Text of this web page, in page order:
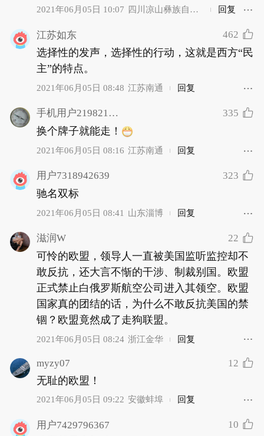
2021年06月05日 10:07
四川凉山彝族自治
回复
江苏如东 462
选择性的发声，选择性的行动，这就是西方“民
主”的特点。
2021年06月05日 08:48 江苏南通 回复
手机用户2198210927 335
换个牌子就能走！
2021年06月05日 08:16 江苏南通 回复
用户7318942639 323
驰名双标
2021年06月05日 08:41 山东淄博 回复
滋润W 22
可怜的欧盟，领导人一直被美国监听监控却不
敢反抗，还大言不惭的干涉、制裁别国。欧盟
正式禁止白俄罗斯航空公司进入其领空。欧盟
国家真的团结的话，为什么不敢反抗美国的禁
锢？欧盟竟然成了走狗联盟。
2021年06月05日 08:24 浙江金华 回复
myzy07 12
无耻的欧盟！
2021年06月05日 09:22 安徽蚌埠 回复
用户7429796367 10